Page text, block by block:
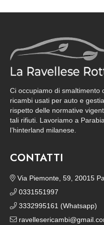
Ci occupiamo di smaltimento
ricambi usati per auto e
rispetto delle normative
tali rifiuti. Lavoriamo a
l’hinterland milanese.
CONTATTI
Via Piemonte, 59, 20015
0331551997
3332995161 (Whatsapp)